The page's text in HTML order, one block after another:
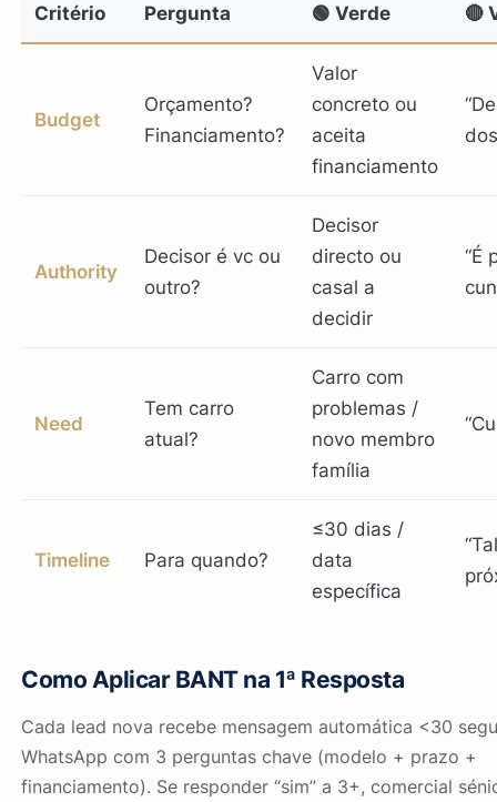
Critério Pergunta 🟢 Verde 🔴
Budget
Orçamento?
Financiamento?
Valor
concreto ou
aceita
financiamento
Authority
Decisor é vc ou
outro?
Decisor
directo ou
casal a
decidir
“É
Need
Tem carro
atual?
Carro com
problemas /
novo membro
família
Timeline Para quando?
≤30 dias /
data
específica
Como Aplicar BANT na 1ª Resposta
Cada lead nova recebe mensagem automática <30
WhatsApp com 3 perguntas chave (modelo + prazo +
financiamento). Se responder “sim” a 3+, comercial